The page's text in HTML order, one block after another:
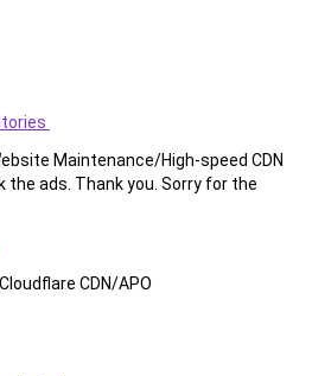
Maintenance/High-speed CDN
the ads. Thank you. Sorry for the
CDN/APO